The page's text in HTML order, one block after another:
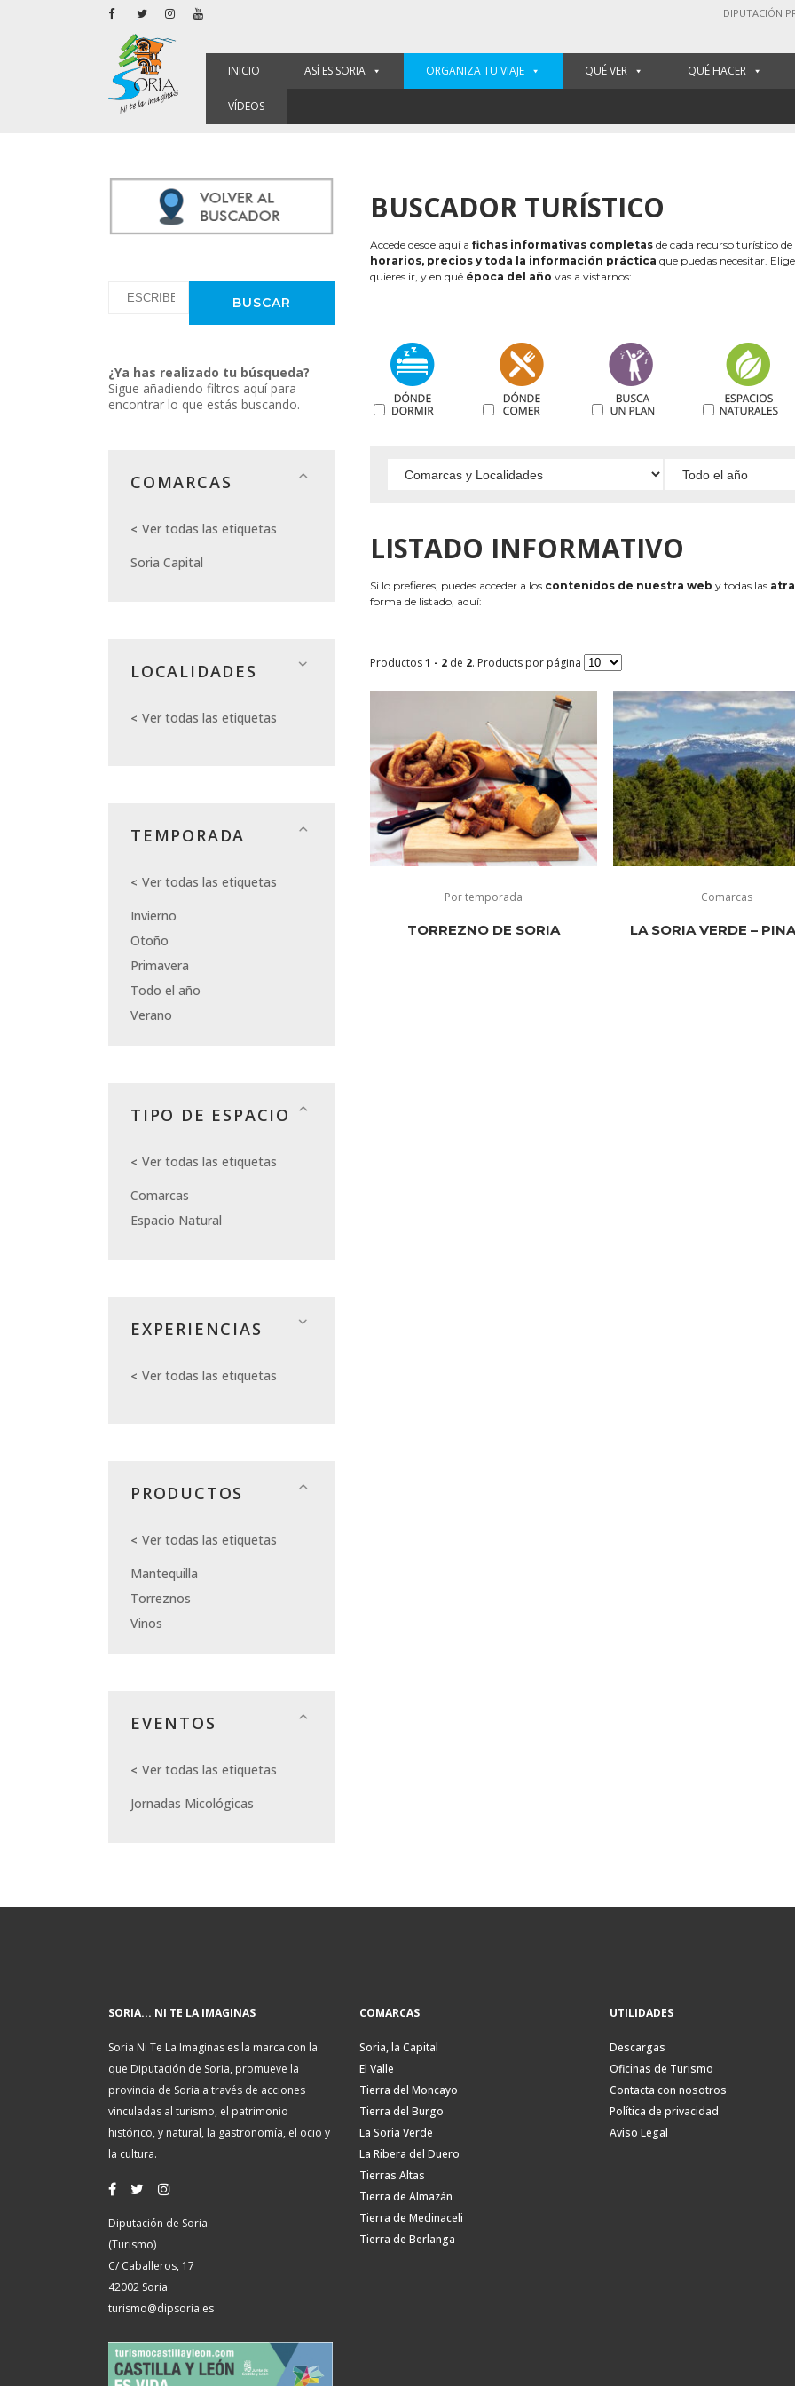
DIPUTACIÓN
INICIO ASÍ ES SORIA ORGANIZA TU VIAJE QUÉ VER QUÉ HACER
VÍDEOS
¿Ya has realizado tu búsqueda?
Sigue añadiendo filtros aquí para
encontrar lo que estás buscando.
COMARCAS
Ver todas las etiquetas
Soria Capital
LOCALIDADES
Ver todas las etiquetas
TEMPORADA
Ver todas las etiquetas
Invierno
Otoño
Primavera
Todo el año
Verano
TIPO DE ESPACIO
Ver todas las etiquetas
Comarcas
Espacio Natural
EXPERIENCIAS
Ver todas las etiquetas
PRODUCTOS
Ver todas las etiquetas
Mantequilla
Torreznos
Vinos
EVENTOS
Ver todas las etiquetas
Jornadas Micológicas
BUSCADOR TURÍSTICO
Accede desde aquí a fichas informativas completas de cada recurso turístico
horarios, precios y toda la información práctica que puedas necesitar.
quieres ir, y en qué época del año vas a vistarnos:
LISTADO INFORMATIVO
Si lo prefieres, puedes acceder a los contenidos de nuestra web y todas las
forma de listado, aquí:
Productos1 - 2 de 2. Products por página
Por temporada
TORREZNO DE SORIA
Comarcas
LA SORIA VERDE –
SORIA... NI TE LA IMAGINAS
Soria Ni Te La Imaginas es la marca con la
que Diputación de Soria, promueve la
provincia de Soria a través de acciones
vinculadas al turismo, el patrimonio
histórico, y natural, la gastronomía, el ocio y
la cultura.
Diputación de Soria
(Turismo)
C/ Caballeros, 17
42002 Soria
turismo@dipsoria.es
COMARCAS
Soria, la Capital
El Valle
Tierra del Moncayo
Tierra del Burgo
La Soria Verde
La Ribera del Duero
Tierras Altas
Tierra de Almazán
Tierra de Medinaceli
Tierra de Berlanga
UTILIDADES
Descargas
Oficinas de Turismo
Contacta con nosotros
Política de privacidad
Aviso Legal